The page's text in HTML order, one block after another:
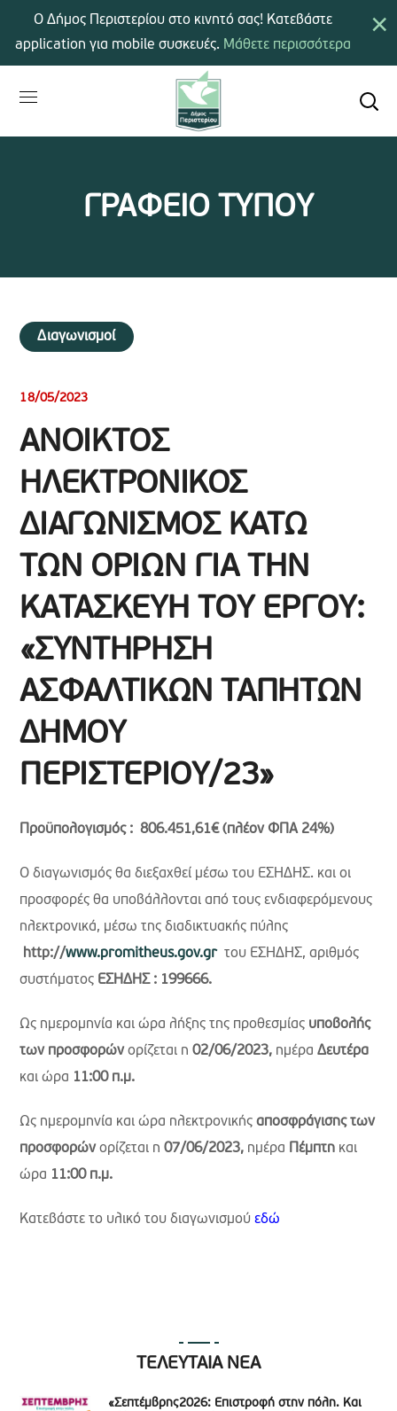
ΓΡΑΦΕΙΟ ΤΥΠΟΥ
Διαγωνισμοί
18/05/2023
ΑΝΟΙΚΤΟΣ
ΗΛΕΚΤΡΟΝΙΚΟΣ
ΔΙΑΓΩΝΙΣΜΟΣ ΚΑΤΩ
ΤΩΝ ΟΡΙΩΝ ΓΙΑ ΤΗΝ
ΚΑΤΑΣΚΕΥΗ ΤΟΥ ΕΡΓΟΥ:
«ΣΥΝΤΗΡΗΣΗ
ΑΣΦΑΛΤΙΚΩΝ ΤΑΠΗΤΩΝ
ΔΗΜΟΥ
ΠΕΡΙΣΤΕΡΙΟΥ/23»
Προϋπολογισμός : 806.451,61€(πλέον ΦΠΑ 24%)
Ο διαγωνισμός θα διεξαχθεί μέσω του ΕΣΗΔΗΣ. και οι
προσφορές θα υποβάλλονται από τους ενδιαφερόμενους
ηλεκτρονικά, μέσω της διαδικτυακής πύλης
http://www.promitheus.gov.grτου ΕΣΗΔΗΣ, αριθμός
συστήματος ΕΣΗΔΗΣ : 199666.
Ως ημερομηνία και ώρα λήξης της προθεσμίας υποβολής
των προσφορώνορίζεται η02/06/2023, ημέραΔευτέρα
και ώρα 11:00 π.μ.
Ως ημερομηνία και ώρα ηλεκτρονικής αποσφράγισης των
προσφορώνορίζεται η 07/06/2023, ημέρα Πέμπτη και
ώρα 11:00 π.μ.
Κατεβάστε το υλικό του διαγωνισμούεδώ
ΤΕΛΕΥΤΑΙΑ ΝΕΑ
«Σεπτέμβρης2026: Επιστροφή στην πόλη. Και
×
Ο Δήμος Περιστερίου στο κινητό σας! Κατεβάστε
application για mobile συσκευές. Μάθετε περισσότερα